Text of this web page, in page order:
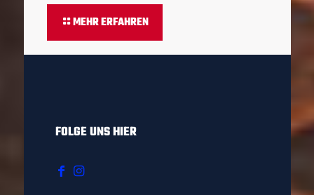
MEHR ERFAHREN
FOLGE UNS HIER